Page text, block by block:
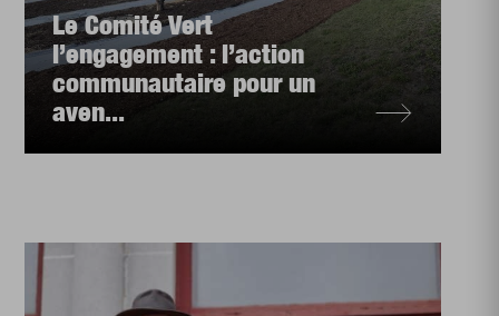
Le Comité Vert
l’engagement : l’action
communautaire pour un
aven...